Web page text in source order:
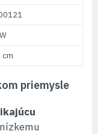
cm
priemysle